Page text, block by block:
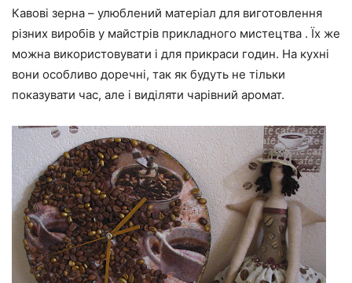
Кавові зерна – улюблений матеріал для виготовлення
різних виробів у майстрів прикладного мистецтва . Їх же
можна використовувати і для прикраси годин. На кухні
вони особливо доречні, так як будуть не тільки
показувати час, але і виділяти чарівний аромат.